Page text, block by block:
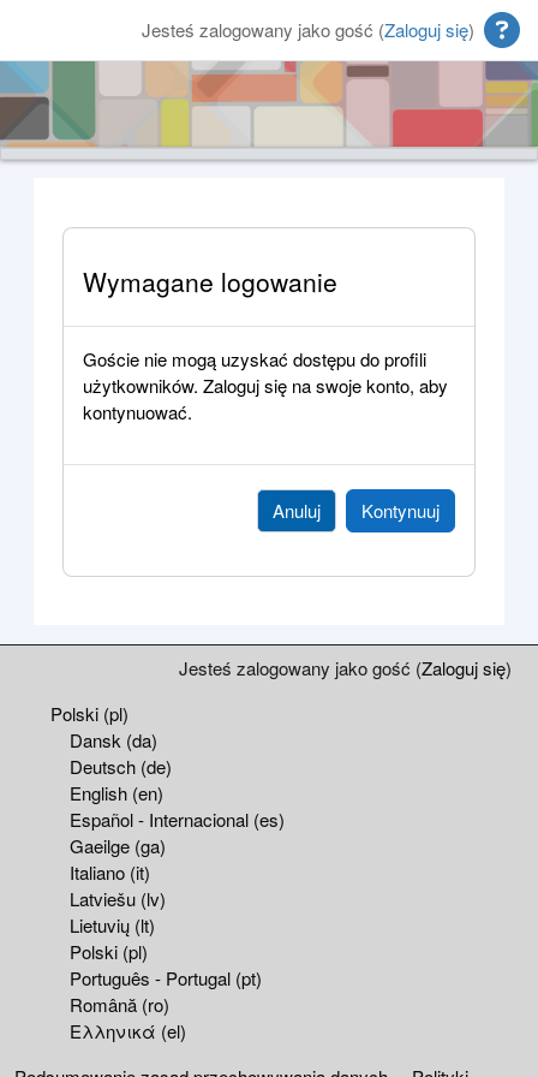
Jesteś zalogowany jako gość (Zaloguj się)
Wymagane logowanie
Goście nie mogą uzyskać dostępu do profili
użytkowników. Zaloguj się na swoje konto, aby
kontynuować.
Anuluj Kontynuuj
Bloki uzupełniająceJesteś zalogowany jako gość (Zaloguj się)
Polski ‎(pl)‎
Dansk ‎(da)‎
Deutsch ‎(de)‎
English ‎(en)‎
Español - Internacional ‎(es)‎
Gaeilge ‎(ga)‎
Italiano ‎(it)‎
Latviešu ‎(lv)‎
Lietuvių ‎(lt)‎
Polski ‎(pl)‎
Português - Portugal ‎(pt)‎
Română ‎(ro)‎
Ελληνικά ‎(el)‎